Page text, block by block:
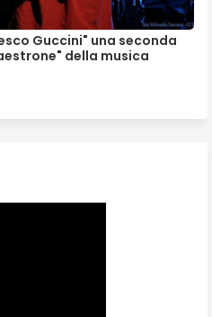
Guccini" una seconda
della musica